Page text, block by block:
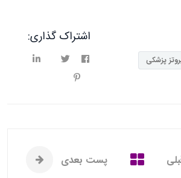
پزشکی
اشتراک گذاری:
پست بعدی